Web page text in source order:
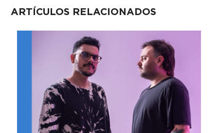
ARTÍCULOS RELACIONADOS